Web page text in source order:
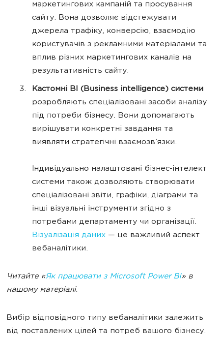
маркетингових кампаній та просування
сайту. Вона дозволяє відстежувати
джерела трафіку, конверсію, взаємодію
користувачів з рекламними матеріалами та
вплив різних маркетингових каналів на
результативність сайту.
Кастомні BI (Business intelligence) системи
розробляють спеціалізовані засоби аналізу
під потреби бізнесу. Вони допомагають
вирішувати конкретні завдання та
виявляти стратегічні взаємозв’язки.
Індивідуально налаштовані бізнес-інтелект
системи також дозволяють створювати
спеціалізовані звіти, графіки, діаграми та
інші візуальні інструменти згідно з
потребами департаменту чи організації.
Візуалізація даних — це важливий аспект
вебаналітики.
Читайте «Як працювати з Microsoft Power BI» в
нашому матеріалі.
Вибір відповідного типу вебаналітики залежить
від поставлених цілей та потреб вашого бізнесу.